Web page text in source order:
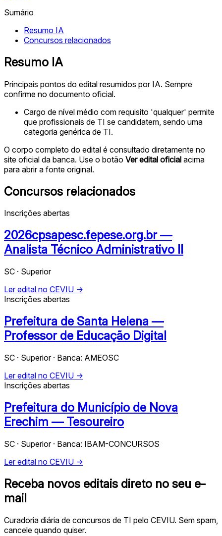
Sumário
Resumo IA
Concursos relacionados
Resumo IA
Principais pontos do edital resumidos por IA. Sempre
confirme no documento oficial.
Cargo de nível médio com requisito 'qualquer' permite
que profissionais de TI se candidatem, sendo uma
categoria genérica de TI.
O corpo completo do edital é consultado diretamente no
site oficial da banca. Use o botão Ver edital oficial acima
para abrir a fonte original.
Concursos relacionados
Inscrições abertas
2026cpsapesc.fepese.org.br —
Analista Técnico Administrativo II
SC · Superior
Ler edital no CEVIU →
Inscrições abertas
Prefeitura de Santa Helena —
Professor de Educação Digital
SC · Superior · Banca: AMEOSC
Ler edital no CEVIU →
Inscrições abertas
Prefeitura do Município de Nova
Erechim — Tesoureiro
SC · Superior · Banca: IBAM-CONCURSOS
Ler edital no CEVIU →
Receba novos editais direto no seu e-
mail
Curadoria diária de concursos de TI pelo CEVIU. Sem spam,
cancele quando quiser.